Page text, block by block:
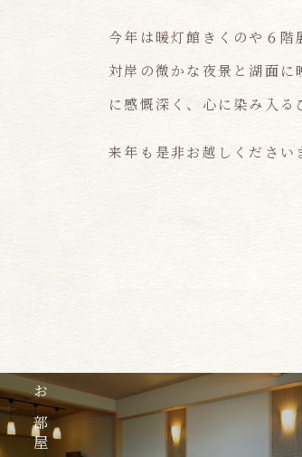
今年は暖灯館きくのや６階
対岸の微かな夜景と湖面
に感慨深く、心に染み入る
来年も是非お越しください
お部屋